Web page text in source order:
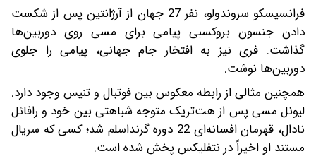
فرانسیسکو سروندولو، نفر 27 جهان از آرژانتین پس از شکست
دادن جنسون بروکسبی پیامی برای مسی روی دوربین‌ها
گذاشت. فری نیز به افتخار جام جهانی، پیامی را جلوی
دوربین‌ها نوشت.
همچنین مثالی از رابطه معکوس بین فوتبال و تنیس وجود دارد.
لیونل مسی پس از هت‌تریک متوجه شباهتی بین خود و رافائل
نادال، قهرمان افسانه‌ای 22 دوره گرنداسلم شد؛ کسی که سریال
مستند او اخیراً در نتفلیکس پخش شده است.